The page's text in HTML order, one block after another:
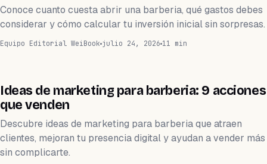
Conoce cuanto cuesta abrir una barberia, qué gastos debes
considerar y cómo calcular tu inversión inicial sin sorpresas.
Equipo Editorial WeiBook julio 24, 2026 11 min
BARBERÍA
Ideas de marketing para barberia: 9 acciones
que venden
Descubre ideas de marketing para barberia que atraen
clientes, mejoran tu presencia digital y ayudan a vender más
sin complicarte.